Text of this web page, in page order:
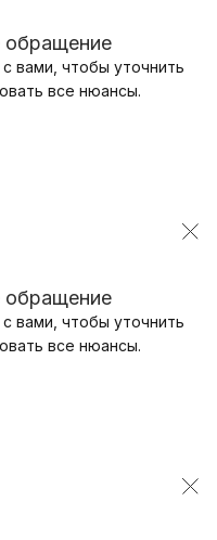
обращение
вами, чтобы уточнить
все нюансы.
обращение
вами, чтобы уточнить
все нюансы.